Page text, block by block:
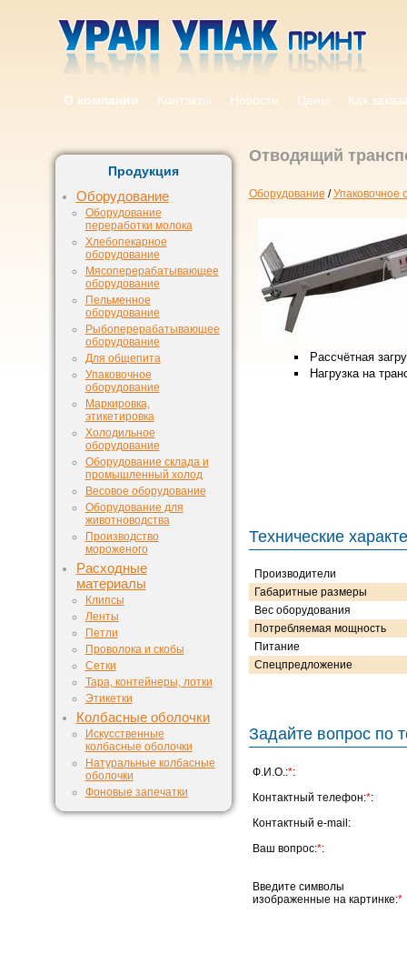
О компании Контакты Новости Цены Как
Продукция
Оборудование
Оборудование
переработки молока
Хлебопекарное
оборудование
Мясоперерабатывающее
оборудование
Пельменное
оборудование
Рыбоперерабатывающее
оборудование
Для общепита
Упаковочное
оборудование
Маркировка,
этикетировка
Холодильное
оборудование
Оборудование склада и
промышленный холод
Весовое оборудование
Оборудование для
животноводства
Производство
мороженого
Расходные
материалы
Клипсы
Ленты
Петли
Проволока и скобы
Сетки
Тара, контейнеры, лотки
Этикетки
Колбасные оболочки
Искусственные
колбасные оболочки
Натуральные колбасные
оболочки
Фоновые запечатки
Отводящий
Оборудование /Упаковочное
Рассчётная
Нагрузка на
Технические
Производители
Габаритные размеры
Вес оборудования
Потребляемая мощность
Питание
Спецпредложение
Задайте вопрос по
Ф.И.О.:*:
Контактный телефон:*:
Контактный e-mail:
Ваш вопрос:*:
Введите символы
изображенные на картинке:*